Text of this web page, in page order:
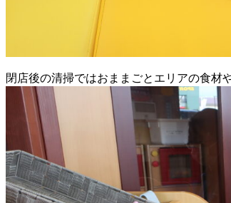
閉店後の清掃ではおままごとエリアの食材